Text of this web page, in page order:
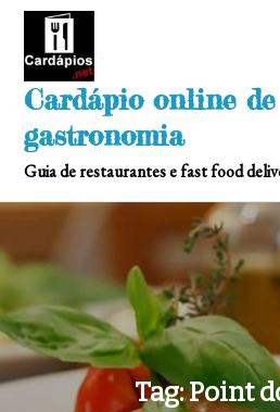
Skip
Cardápio online de
gastronomia
Guia de restaurantes e fast food
Tag:Point